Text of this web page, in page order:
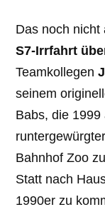
Das noch nicht
S7-Irrfahrt
Teamkollegen
seinem
Babs, die
Bahnhof Zoo
Statt nach
1990er zu